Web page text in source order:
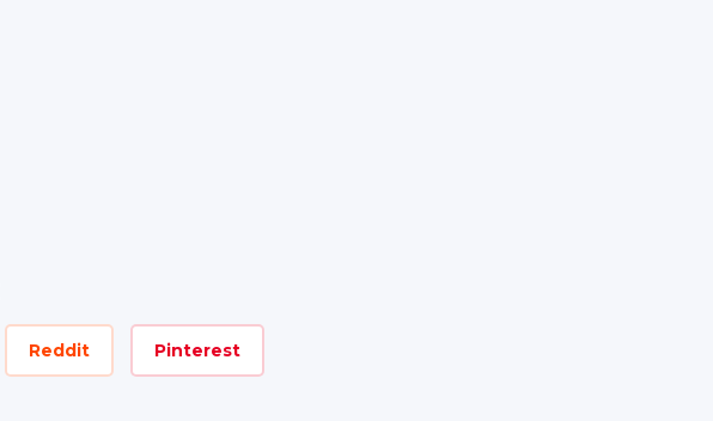
Reddit Pinterest